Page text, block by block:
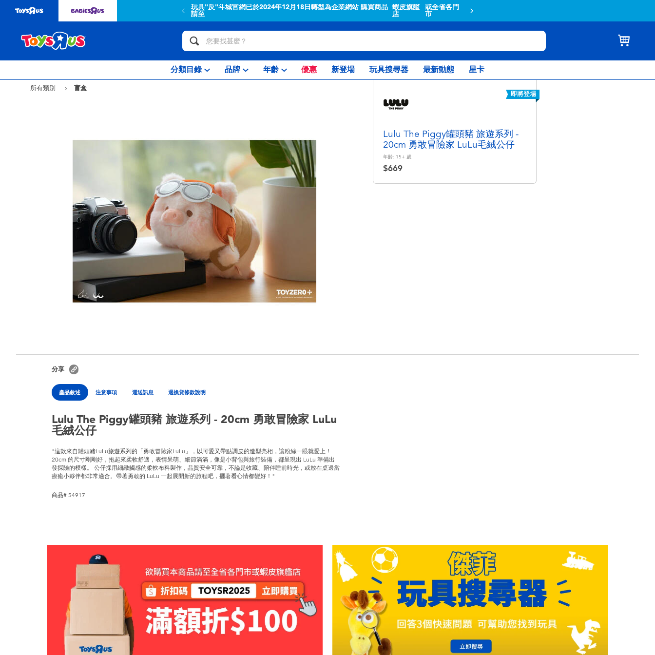
玩具"反"斗城官網已於2024年12月18日轉型為企業網站 購買商品
請至
蝦皮旗艦
店
或全省各門
市
分類目錄 品牌 年齡 優惠 新登場 玩具搜尋器 最新動態 星卡
所有類別
盲盒
即將登場
Lulu The Piggy罐頭豬 旅遊系列 -
20cm 勇敢冒險家 LuLu毛絨公仔
年齡: 15+ 歲
$669
分享
產品敘述 注意事項 運送訊息 退換貨條款說明
Lulu The Piggy罐頭豬 旅遊系列 - 20cm 勇敢冒險家 LuLu
毛絨公仔
"這款來自罐頭豬LuLu旅遊系列的「勇敢冒險家LuLu」，以可愛又帶點調皮的造型亮相，讓粉絲一眼就愛上！
20cm 的尺寸剛剛好，抱起來柔軟舒適，表情呆萌、細節滿滿，像是小背包與旅行裝備，都呈現出 LuLu 準備出
發探險的模樣。 公仔採用細緻觸感的柔軟布料製作，品質安全可靠，不論是收藏、陪伴睡前時光，或放在桌邊當
療癒小夥伴都非常適合。帶著勇敢的 LuLu 一起展開新的旅程吧，擺著看心情都變好！"
商品# 54917